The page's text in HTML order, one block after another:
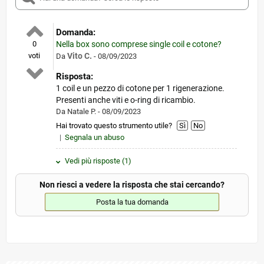
0
voti
Domanda:
Nella box sono comprese single coil e cotone?
Da Vito C. - 08/09/2023
Risposta:
1 coil e un pezzo di cotone per 1 rigenerazione.
Presenti anche viti e o-ring di ricambio.
Da Natale P. - 08/09/2023
Hai trovato questo strumento utile?
Sì
No
| Segnala un abuso
Vedi più risposte (1)
Non riesci a vedere la risposta che stai cercando?
Posta la tua domanda